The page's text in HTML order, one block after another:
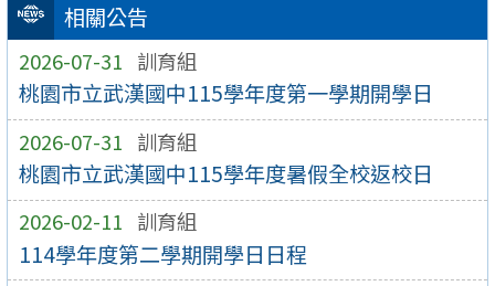
相關公告
2026-07-31 訓育組
桃園市立武漢國中115學年度第一學期開學日
2026-07-31 訓育組
桃園市立武漢國中115學年度暑假全校返校日
2026-02-11 訓育組
114學年度第二學期開學日日程